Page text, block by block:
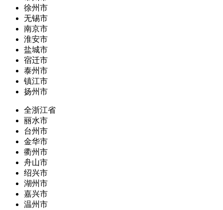
徐州市
无锡市
南京市
淮安市
盐城市
宿迁市
泰州市
镇江市
扬州市
全浙江省
丽水市
台州市
金华市
衢州市
舟山市
绍兴市
湖州市
嘉兴市
温州市